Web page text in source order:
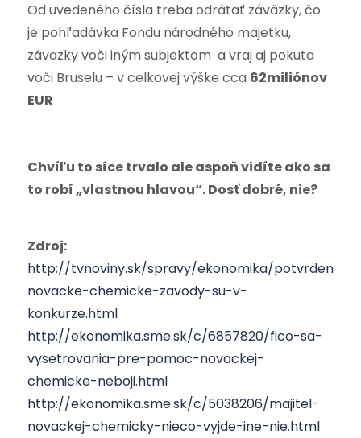
Od uvedeného čísla treba odrátať záväzky, čo
je pohľadávka Fondu národného majetku,
závazky voči iným subjektom a vraj aj pokuta
voči Bruselu – v celkovej výške cca 62miliónov
EUR
Chvíľu to síce trvalo ale aspoň vidíte ako sa
to robí „vlastnou hlavou“. Dosť dobré, nie?
Zdroj:
http://tvnoviny.sk/spravy/ekonomika/potvrdene-
novacke-chemicke-zavody-su-v-
konkurze.html
http://ekonomika.sme.sk/c/6857820/fico-sa-
vysetrovania-pre-pomoc-novackej-
chemicke-neboji.html
http://ekonomika.sme.sk/c/5038206/majitel-
novackej-chemicky-nieco-vyjde-ine-nie.html